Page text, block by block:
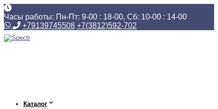
Часы работы: Пн-Пт: 9-00 : 18-00, Сб: 10-00 : 14-00
+79139745508 +7(3812)592-702
Каталог